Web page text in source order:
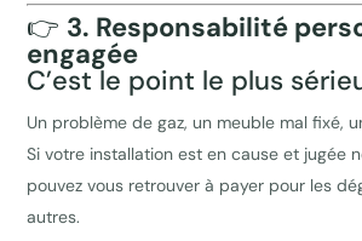
👉 3. Responsabilité
engagée
C’est le point le plus
Un problème de gaz, un meuble mal fixé,
Si votre installation est en cause et jugée
pouvez vous retrouver à payer pour les
autres.